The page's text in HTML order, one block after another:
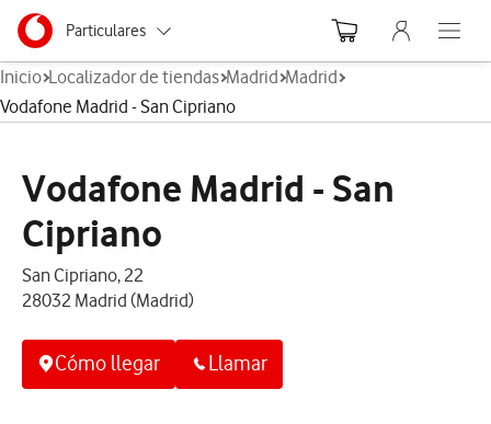
Ir a la pagina principal de vodafone.es
Menu navegación Segmento
Particulares
Autónomos
Grandes empresas
Menu
Abre el
Inicio Localizador de tiendas Madrid Madrid
Vodafone Madrid - San Cipriano
Vodafone Madrid - San
Cipriano
San Cipriano, 22
28032 Madrid (Madrid)
Cómo llegar Llamar